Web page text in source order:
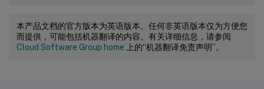
本产品文档的官方版本为英语版本。任何非英语版本仅为方便您
而提供，可能包括机器翻译的内容。有关详细信息，请参阅
Cloud Software Group home 上的“机器翻译免责声明”。